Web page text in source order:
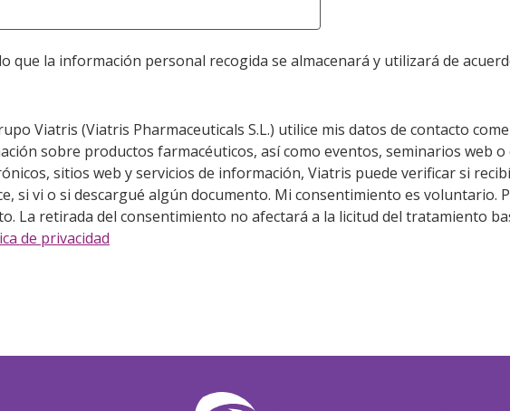
que la información personal recogida se almacenará y utilizará de
Viatris (Viatris Pharmaceuticals S.L.) utilice mis datos de contacto
sobre productos farmacéuticos, así como eventos, seminarios web
sitios web y servicios de información, Viatris puede verificar si
si vi o si descargué algún documento. Mi consentimiento es voluntario.
La retirada del consentimiento no afectará a la licitud del tratamiento
de privacidad